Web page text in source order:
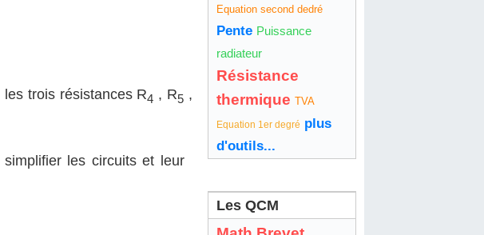
trois résistances R4 , R5 ,
les circuits et leur
Equation second dedré
Pente Puissance
radiateur
Résistance
thermique TVA
Equation 1er degré plus
d'outils...
Les QCM